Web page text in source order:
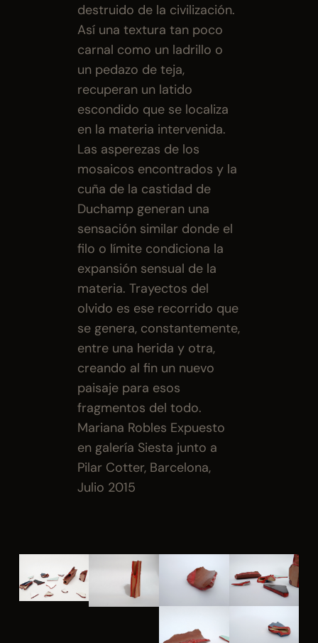
destruido de la civilización.
Así una textura tan poco
carnal como un ladrillo o
un pedazo de teja,
recuperan un latido
escondido que se localiza
en la materia intervenida.
Las asperezas de los
mosaicos encontrados y la
cuña de la castidad de
Duchamp generan una
sensación similar donde el
filo o límite condiciona la
expansión sensual de la
materia. Trayectos del
olvido es ese recorrido que
se genera, constantemente,
entre una herida y otra,
creando al fin un nuevo
paisaje para esos
fragmentos del todo.
Mariana Robles Expuesto
en galería Siesta junto a
Pilar Cotter, Barcelona,
Julio 2015